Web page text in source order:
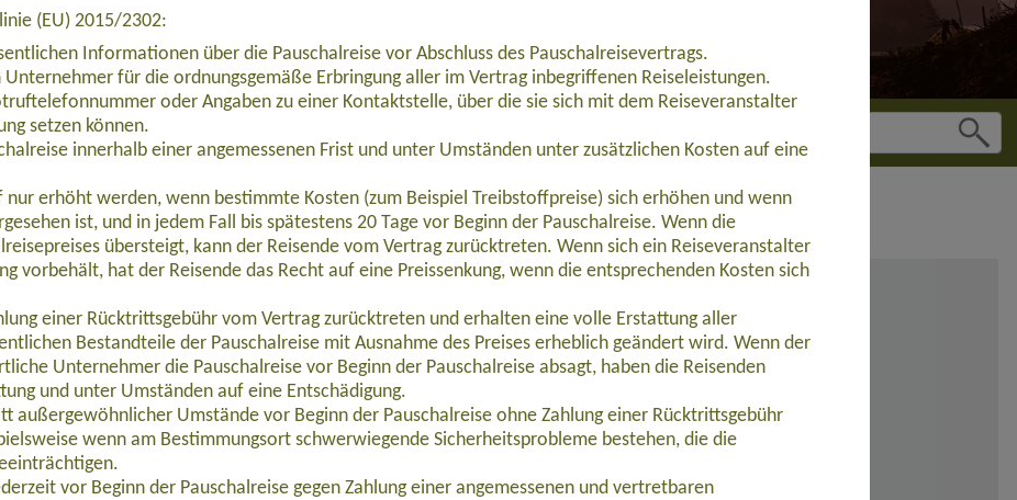
in Finnisch Lappland (EUFI001)
(EU) 2015/2302:
Informationen über die Pauschalreise vor Abschluss des Pauschalreisevertrags.
für die ordnungsgemäße Erbringung aller im Vertrag inbegriffenen Reiseleistungen.
oder Angaben zu einer Kontaktstelle, über die sie sich mit dem Reiseveranstalter
setzen können.
innerhalb einer angemessenen Frist und unter Umständen unter zusätzlichen Kosten auf eine
nur erhöht werden, wenn bestimmte Kosten (zum Beispiel Treibstoffpreise) sich erhöhen und wenn
ist, und in jedem Fall bis spätestens 20 Tage vor Beginn der Pauschalreise. Wenn die
übersteigt, kann der Reisende vom Vertrag zurücktreten. Wenn sich ein Reiseveranstalter
vorbehält, hat der Reisende das Recht auf eine Preissenkung, wenn die entsprechenden Kosten sich
einer Rücktrittsgebühr vom Vertrag zurücktreten und erhalten eine volle Erstattung aller
Bestandteile der Pauschalreise mit Ausnahme des Preises erheblich geändert wird. Wenn der
Unternehmer die Pauschalreise vor Beginn der Pauschalreise absagt, haben die Reisenden
und unter Umständen auf eine Entschädigung.
außergewöhnlicher Umstände vor Beginn der Pauschalreise ohne Zahlung einer Rücktrittsgebühr
wenn am Bestimmungsort schwerwiegende Sicherheitsprobleme bestehen, die die
vor Beginn der Pauschalreise gegen Zahlung einer angemessenen und vertretbaren